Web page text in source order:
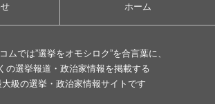
ホーム
ムでは”選挙をオモシロク”を合言葉に、
の選挙報道・政治家情報を掲載する
大級の選挙・政治家情報サイトです